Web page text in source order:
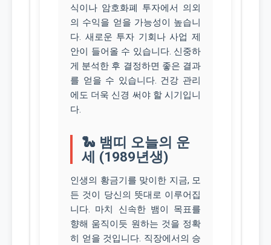
식이나 암호화폐 투자에서 의외
의 수익을 얻을 가능성이 높습니
다. 새로운 투자 기회나 사업 제
안이 들어올 수 있습니다. 신중하
게 분석한 후 결정하면 좋은 결과
를 얻을 수 있습니다. 건강 관리
에도 더욱 신경 써야 할 시기입니
다.
🐍 뱀띠 오늘의 운
세 (1989년생)
인생의 황금기를 맞이한 지금, 모
든 것이 당신의 뜻대로 이루어집
니다. 마치 신속한 뱀이 목표를
향해 움직이듯 원하는 것을 정확
히 얻을 것입니다. 직장에서의 승